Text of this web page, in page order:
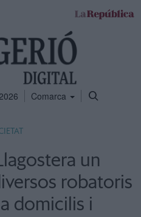
Comarca
un
robatoris
domicilis i